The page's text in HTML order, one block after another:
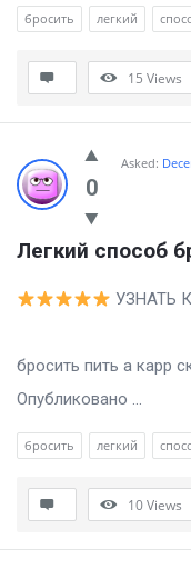
бросить легкий
15 Views
0
Asked:
Легкий способ
УЗНАТЬ
Как
бросить пить а карр
Опубликовано ...
бросить легкий
10Views